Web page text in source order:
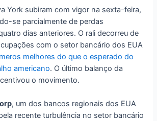
York subiram com vigor na sexta-feira,
se parcialmente de perdas
dias anteriores. O rali decorreu de
com o setor bancário dos EUA
melhores do que o esperado do
americano. O último balanço da
o movimento.
, um dos bancos regionais dos EUA
recente turbulência no setor bancário